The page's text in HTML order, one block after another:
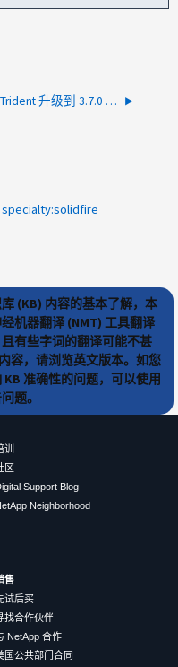
将 Trident 升级到 3.7.0 后出现错误"Could not find iSCSI device: no devices present yet"
specialty:solidfire
(KB) 内容的基本了解，本
机器翻译 (NMT) 工具翻译
有些字词的翻译可能不甚
容，请浏览英文版本。如您
准确性的问题，可以使用
题。
训
区
Support Blog
Neighborhood
售
试后买
找合作伙伴
NetApp 合作
国公共部门合同